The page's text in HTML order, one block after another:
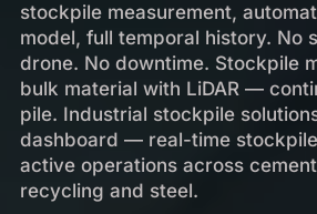
stockpile measurement,
model, full temporal history. No
drone. No downtime. Stockpile
bulk material with LiDAR —
pile. Industrial stockpile
dashboard — real-time
active operations across
recycling and steel.